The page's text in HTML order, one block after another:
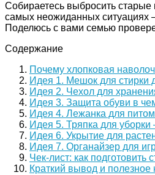
Собираетесь выбросить
самых неожиданных ситуациях
Поделюсь с вами семью
Содержание
Почему хлопковая
Идея 1. Мешок для стирки
Идея 2. Чехол для
Идея 3. Защита обуви в
Идея 4. Лежанка для
Идея 5. Тряпка для
Идея 6. Укрытие для
Идея 7. Органайзер для
Чек-лист: как подготовить
Краткий вывод и